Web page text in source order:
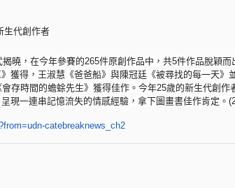
生代創作者
曉，在今年參賽的265件原創作品中，共5件作品脫穎而
獲得，王淑慧《爸爸船》與陳冠廷《被尋找的每一天》
存時間的蟾蜍先生》獲得佳作。 今年25歲的新生代創作
現一連串記憶流失的情感經驗， 拿下圖畫書佳作肯定。
catebreaknews_ch2